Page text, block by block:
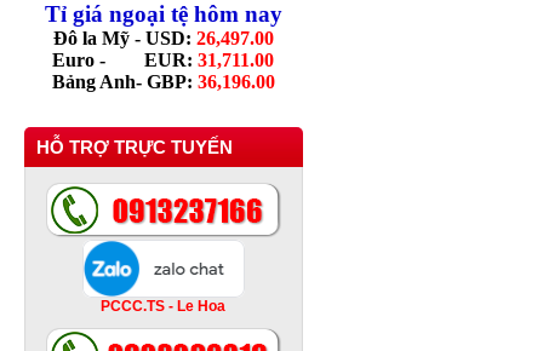
Tỉ giá ngoại tệ hôm nay
Đô la Mỹ - USD: 26,497.00
Euro - EUR: 31,711.00
Bảng Anh- GBP: 36,196.00
HỖ TRỢ TRỰC TUYẾN
PCCC.TS - Le Hoa